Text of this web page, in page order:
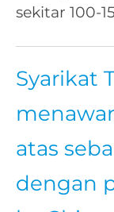
sekitar 100-
Syarikat
atas
dengan